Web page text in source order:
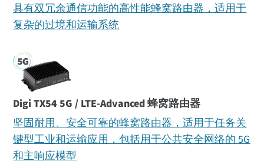
具有双冗余通信功能的高性能蜂窝路由器，适用于
复杂的过境和运输系统
Digi TX54 5G / LTE-Advanced 蜂窝路由器
坚固耐用、安全可靠的蜂窝路由器，适用于任务关
键型工业和运输应用，包括用于公共安全网络的 5G
和主响应模型